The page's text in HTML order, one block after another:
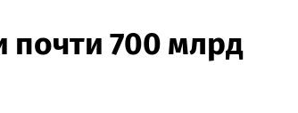
почти 700 млрд